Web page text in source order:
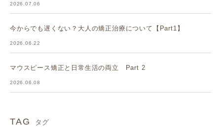
2026.07.06
今からでも遅くない？大人の矯正治療について【Part1】
2026.06.22
マウスピース矯正と日常生活の両立 Part 2
2026.06.08
TAG タグ